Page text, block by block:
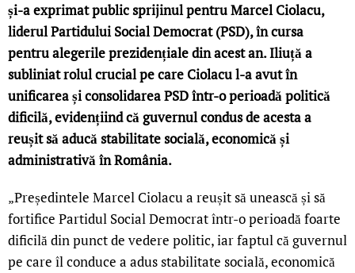
și-a exprimat public sprijinul pentru Marcel Ciolacu,
liderul Partidului Social Democrat (PSD), în cursa
pentru alegerile prezidențiale din acest an. Iliuță a
subliniat rolul crucial pe care Ciolacu l-a avut în
unificarea și consolidarea PSD într-o perioadă politică
dificilă, evidențiind că guvernul condus de acesta a
reușit să aducă stabilitate socială, economică și
administrativă în România.
„Președintele Marcel Ciolacu a reușit să unească și să
fortifice Partidul Social Democrat într-o perioadă foarte
dificilă din punct de vedere politic, iar faptul că guvernul
pe care îl conduce a adus stabilitate socială, economică